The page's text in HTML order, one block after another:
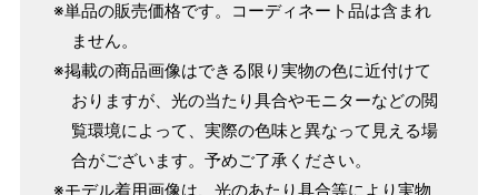
SW ～95cm
M ～95cm
159cm
4尺2寸
MW ～100cm
163cm
※単品の販売価格です。コーディネート品は含まれ
ません。
※掲載の商品画像はできる限り実物の色に近付けて
おりますが、光の当たり具合やモニターなどの閲
覧環境によって、実際の色味と異なって見える場
合がございます。予めご了承ください。
※モデル着用画像は、光のあたり具合等により実物